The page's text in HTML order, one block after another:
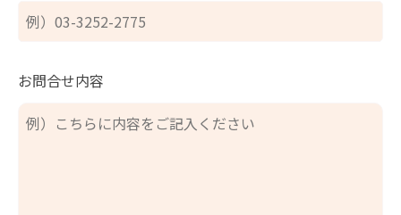
お問合せ内容